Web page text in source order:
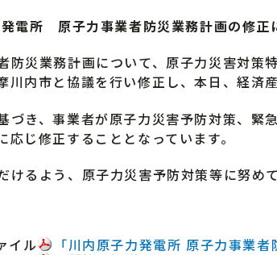
電所 原子力事業者防災業務計画の修正
災業務計画について、原子力災害対策
内市と協議を行い修正し、本日、経済
き、事業者が原子力災害予防対策、緊
じ修正することとなっています。
るよう、原子力災害予防対策等に努めて
イル
「川内原子力発電所 原子力事業